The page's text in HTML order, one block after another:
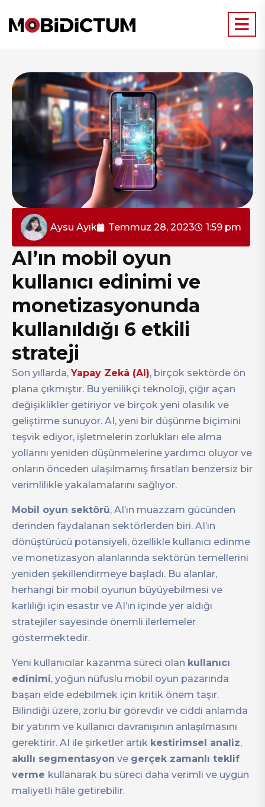
Aysu Ayık Temmuz 28, 2023 1:59 pm
AI’ın mobil oyun
kullanıcı edinimi ve
monetizasyonunda
kullanıldığı 6 etkili
strateji
Son yıllarda, Yapay Zekâ (AI), birçok sektörde ön
plana çıkmıştır. Bu yenilikçi teknoloji, çığır açan
değişiklikler getiriyor ve birçok yeni olasılık ve
geliştirme sunuyor. AI, yeni bir düşünme biçimini
teşvik ediyor, işletmelerin zorlukları ele alma
yollarını yeniden düşünmelerine yardımcı oluyor ve
onların önceden ulaşılmamış fırsatları benzersiz bir
verimlilikle yakalamalarını sağlıyor.
Mobil oyun sektörü, AI’ın muazzam gücünden
derinden faydalanan sektörlerden biri. AI’ın
dönüştürücü potansiyeli, özellikle kullanıcı edinme
ve monetizasyon alanlarında sektörün temellerini
yeniden şekillendirmeye başladı. Bu alanlar,
herhangi bir mobil oyunun büyüyebilmesi ve
karlılığı için esastır ve AI’ın içinde yer aldığı
stratejiler sayesinde önemli ilerlemeler
göstermektedir.
Yeni kullanıcılar kazanma süreci olan kullanıcı
edinimi, yoğun nüfuslu mobil oyun pazarında
başarı elde edebilmek için kritik önem taşır.
Bilindiği üzere, zorlu bir görevdir ve ciddi anlamda
bir yatırım ve kullanıcı davranışının anlaşılmasını
gerektirir. AI ile şirketler artık kestirimsel analiz,
akıllı segmentasyon ve gerçek zamanlı teklif
verme kullanarak bu süreci daha verimli ve uygun
maliyetli hâle getirebilir.